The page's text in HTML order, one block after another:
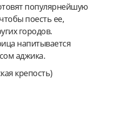
популярнейшую
поесть ее,
городов.
напитывается
аджика.
крепость)